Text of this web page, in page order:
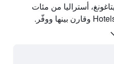
أستراليا من مئات